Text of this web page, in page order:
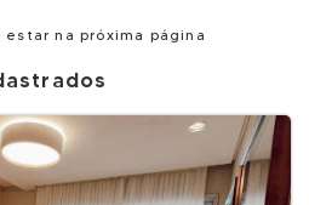
estar na próxima página